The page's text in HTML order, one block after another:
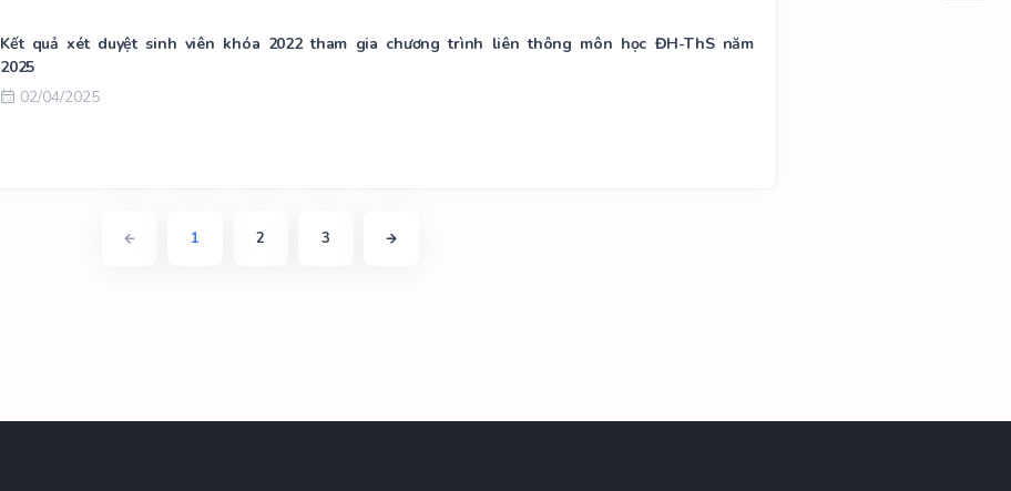
Kết quả xét duyệt sinh viên khóa 2022 tham gia chương trình liên thông môn học ĐH-ThS năm
2025
02/04/2025
1 2 3